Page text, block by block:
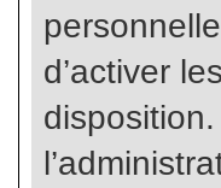
d’activer